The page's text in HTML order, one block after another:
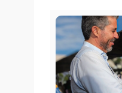
Uma
Categorias
Política